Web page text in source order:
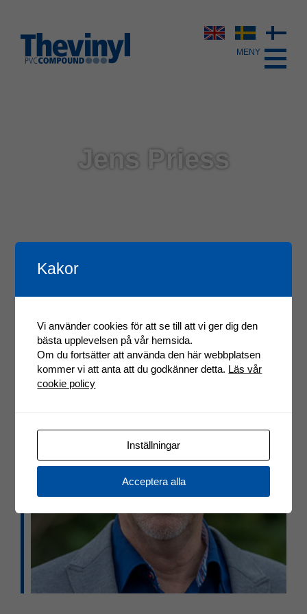
Jens Priess
Kakor
Vi använder cookies för att se till att vi ger dig den
bästa upplevelsen på vår hemsida.
Om du fortsätter att använda den här webbplatsen
kommer vi att anta att du godkänner detta. Läs vår
cookie policy
Inställningar
Acceptera alla